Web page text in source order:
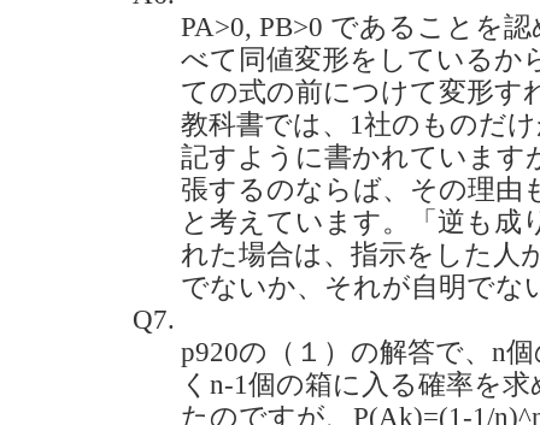
PA>0, PB>0 であることを
べて同値変形をしている
ての式の前につけて変形す
教科書では、1社のものだ
記すように書かれています
張するのならば、その理由
と考えています。「逆も成
れた場合は、指示をした人
でないか、それが自明でな
Q7.
p920の（１）の解答で、n
くn-1個の箱に入る確率を
たのですが、P(Ak)=(1-1/